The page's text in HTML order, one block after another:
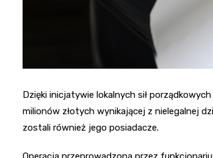
Dzięki inicjatywie lokalnych sił
milionów złotych wynikającej z nielegalnej
zostali również jego posiadacze.